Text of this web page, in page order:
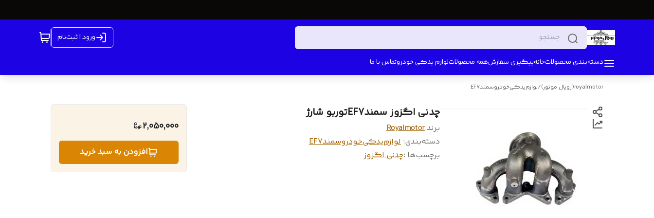
ورود | ثبت‌نام
دسته‌بندی محصولاتخانهپیگیری سفارشهمه محصولاتلوازم یدکی خودروتماس با ما
royalmotor(رویال موتور) /لوازم‌یدکی‌خودرو‌سمندEF7
چدنی اگزوز سمندEF7توربو شارژ
برند:Royalmotor
دسته‌بندی: لوازم‌یدکی‌خودرو‌سمندEF7
برچسب‌ها :چدنی اگزوز
2,050,000
افزودن به سبد خرید